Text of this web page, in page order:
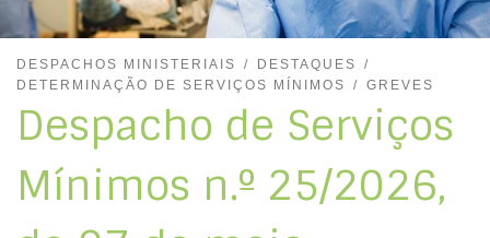
DESPACHOS MINISTERIAIS
DESTAQUES
DETERMINAÇÃO DE SERVIÇOS MÍNIMOS
GREVES
Despacho de Serviços
Mínimos n.º 25/2026,